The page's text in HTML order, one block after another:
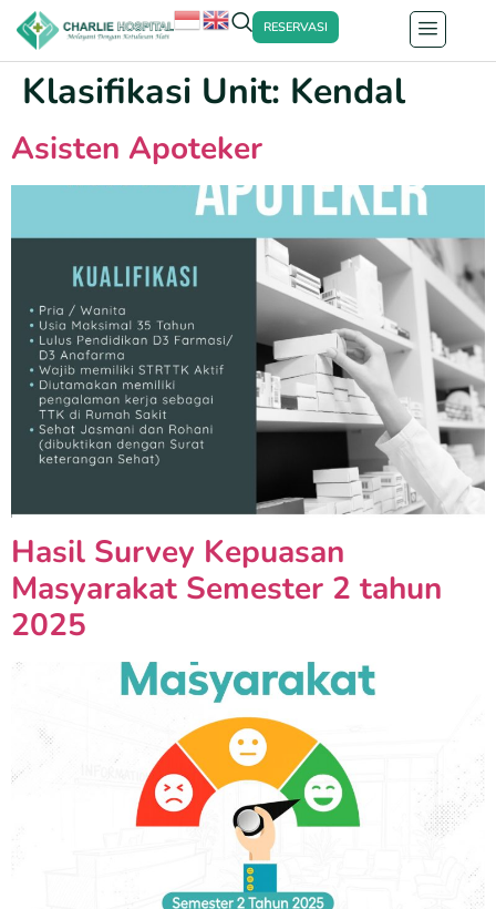
RESERVASI
Klasifikasi Unit: Kendal
Asisten Apoteker
Hasil Survey Kepuasan
Masyarakat Semester 2 tahun
2025